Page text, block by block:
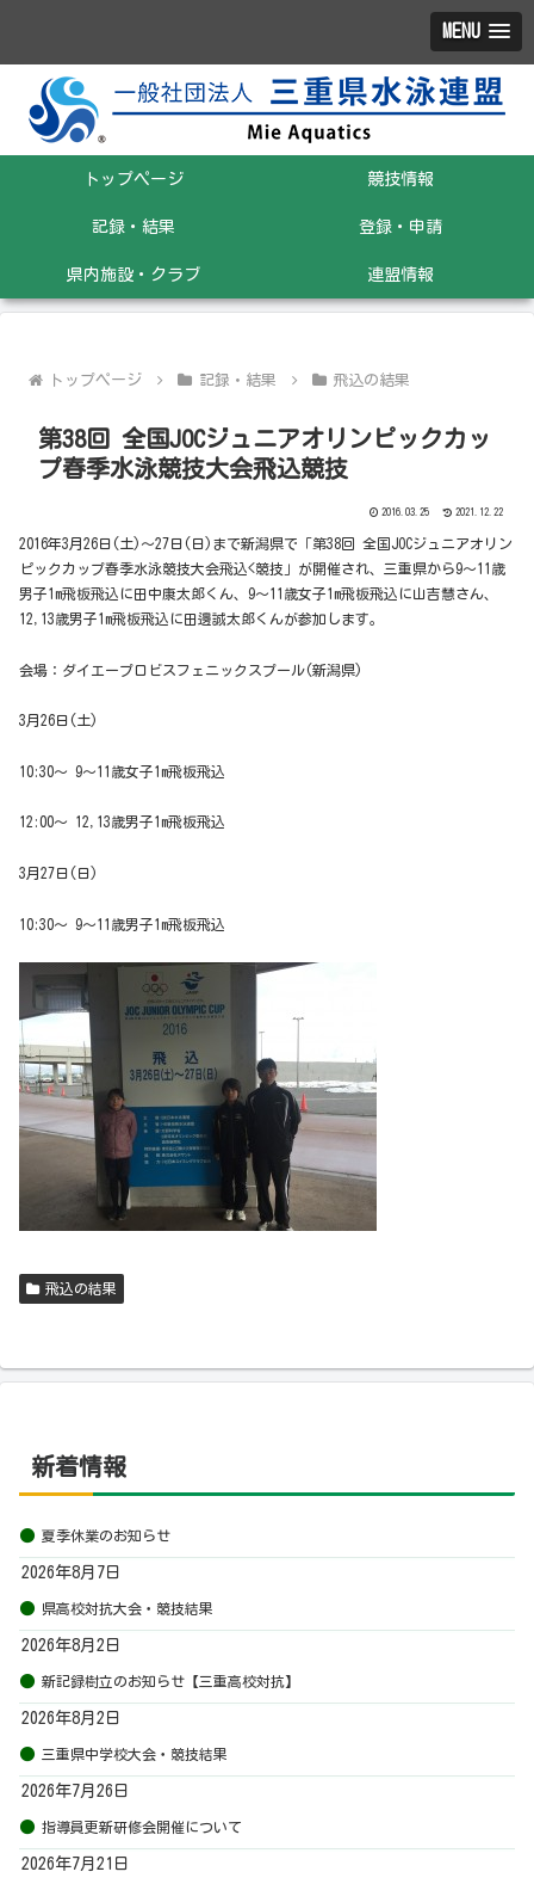
MENU
トップページ 競技情報
記録・結果 登録・申請
県内施設・クラブ 連盟情報
トップページ 記録・結果 飛込の結果
第38回 全国JOCジュニアオリンピックカッ
プ春季水泳競技大会飛込競技
2016.03.25 2021.12.22
2016年3月26日(土)～27日(日)まで新潟県で「第38回 全国JOCジュニアオリン
ピックカップ春季水泳競技大会飛込<競技」が開催され、三重県から9〜11歳
男子1m飛板飛込に田中康太郎くん、9〜11歳女子1m飛板飛込に山吉慧さん、
12,13歳男子1m飛板飛込に田邊誠太郎くんが参加します。
会場：ダイエープロビスフェニックスプール(新潟県)
3月26日(土)
10:30〜 9〜11歳女子1m飛板飛込
12:00〜 12,13歳男子1m飛板飛込
3月27日(日)
10:30〜 9〜11歳男子1m飛板飛込
飛込の結果
新着情報
夏季休業のお知らせ
2026年8月7日
県高校対抗大会・競技結果
2026年8月2日
新記録樹立のお知らせ【三重高校対抗】
2026年8月2日
三重県中学校大会・競技結果
2026年7月26日
指導員更新研修会開催について
2026年7月21日